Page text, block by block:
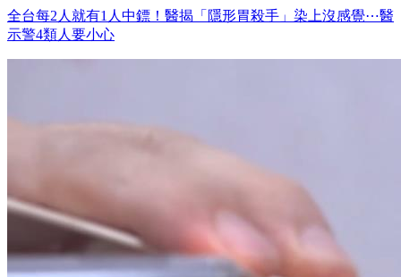
全台每2人就有1人中鏢！醫揭「隱形胃殺手」染上沒感覺⋯醫
示警4類人要小心